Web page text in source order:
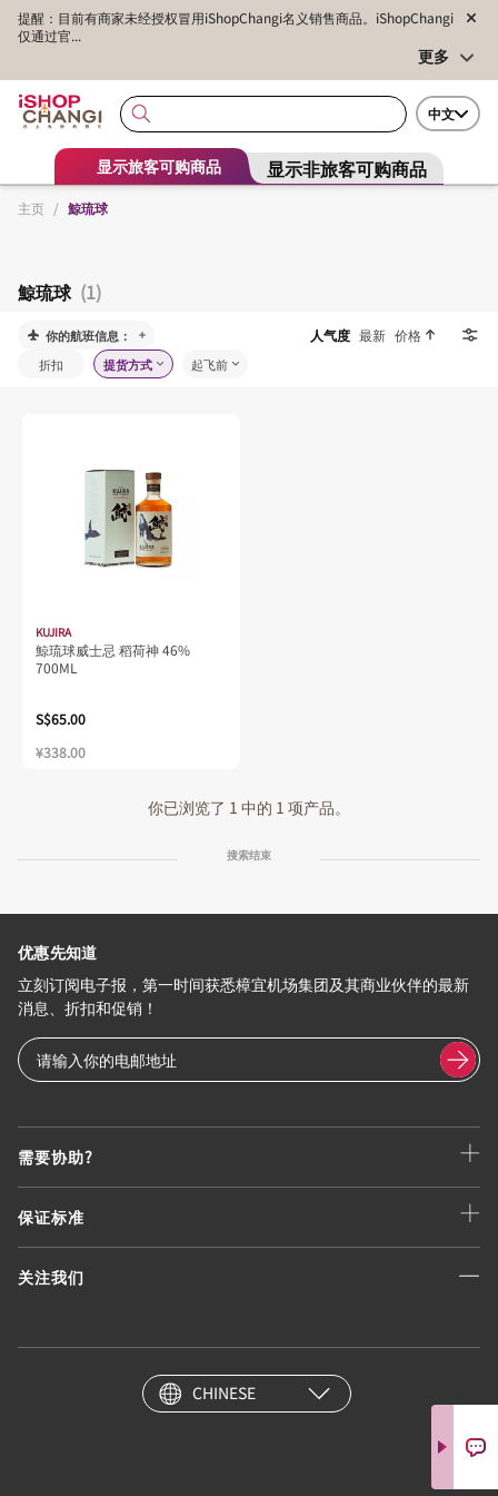
提醒：目前有商家未经授权冒用iShopChangi名义销售商品。iShopChangi
仅通过官...
更多
中文
显示旅客可购商品 显示非旅客可购商品
主页 / 鯨琉球
鯨琉球 (1)
你的航班信息： 人气度 最新 价格
折扣 提货方式 起飞前
KUJIRA
鯨琉球威士忌 稻荷神 46%
700ML
S$65.00
¥338.00
你已浏览了 1 中的 1 项产品。
搜索结束
需要协助?
保证标准
关注我们
优惠先知道
立刻订阅电子报，第一时间获悉樟宜机场集团及其商业伙伴的最新
消息、折扣和促销！
CHINESE